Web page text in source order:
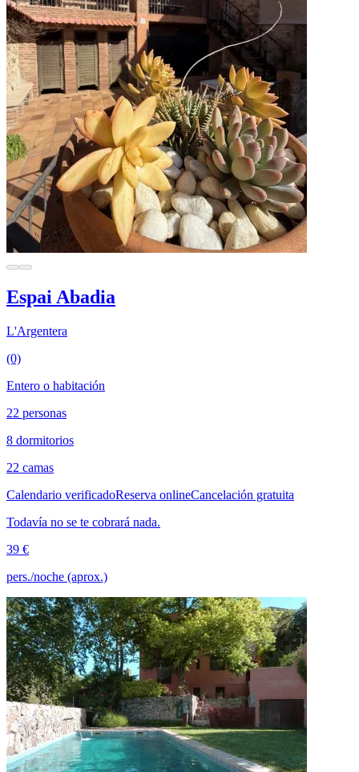
Espai Abadia
L'Argentera
(0)
Entero o habitación
22 personas
8 dormitorios
22 camas
Calendario verificadoReserva onlineCancelación gratuita
Todavía no se te cobrará nada.
39 €
pers./noche (aprox.)